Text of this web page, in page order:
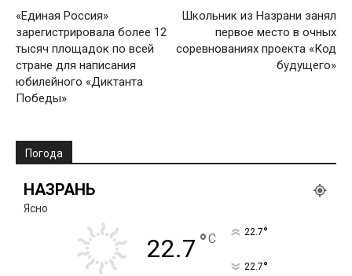
«Единая Россия»
зарегистрировала более 12
тысяч площадок по всей
стране для написания
юбилейного «Диктанта
Победы»
Школьник из Назрани занял
первое место в очных
соревнованиях проекта «Код
будущего»
Погода
НАЗРАНЬ
Ясно
22.7 °C 22.7°
22.7°